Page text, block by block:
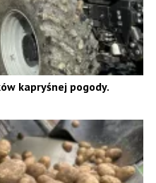
kapryśnej pogody.